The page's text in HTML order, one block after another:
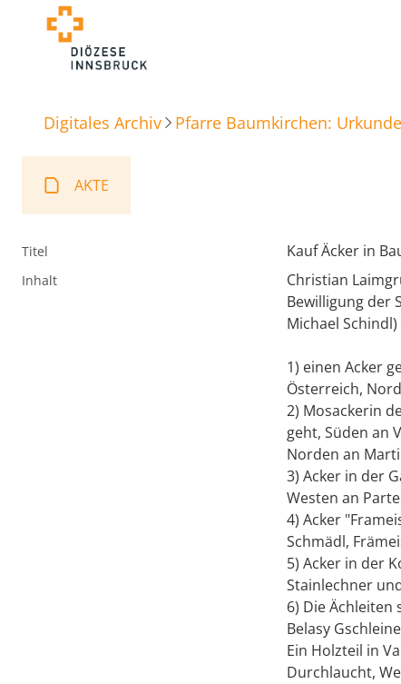
Digitales Archiv Pfarre Baumkirchen:
AKTE
Titel Kauf Äcker in
Inhalt
Christian
Bewilligung der
Michael
1) einen Acker
Österreich,
2) Mosackerin
geht, Süden an
Norden an
3) Acker in der
Westen an
4) Acker
Schmädl,
5) Acker in der
Stainlechner
6) Die Ächleiten
Belasy
Ein Holzteil in
Durchlaucht,